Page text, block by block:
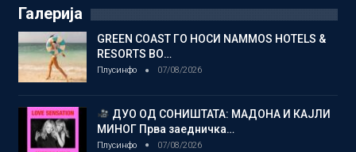
Галерија
GREEN COAST ГО НОСИ NAMMOS HOTELS &
RESORTS ВО…
Плусинфо 07/08/2026
ДУО ОД СОНИШТАТА: МАДОНА И КАЈЛИ
МИНОГ Прва заедничка…
Плусинфо 07/08/2026